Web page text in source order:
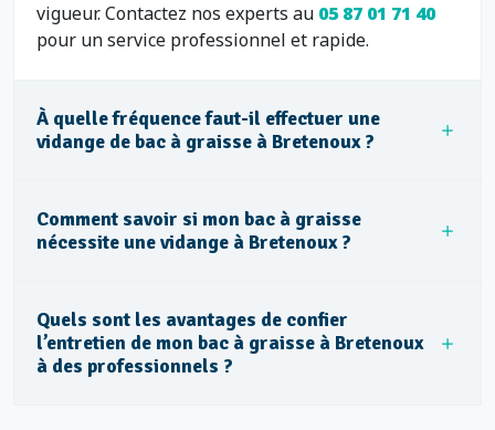
vigueur. Contactez nos experts au 05 87 01 71 40
pour un service professionnel et rapide.
À quelle fréquence faut-il effectuer une
vidange de bac à graisse à Bretenoux ?
Comment savoir si mon bac à graisse
nécessite une vidange à Bretenoux ?
Quels sont les avantages de confier
l’entretien de mon bac à graisse à Bretenoux
à des professionnels ?